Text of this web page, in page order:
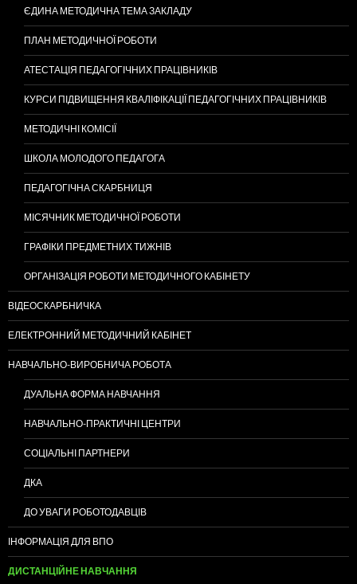
ЄДИНА МЕТОДИЧНА ТЕМА ЗАКЛАДУ
ПЛАН МЕТОДИЧНОЇ РОБОТИ
АТЕСТАЦІЯ ПЕДАГОГІЧНИХ ПРАЦІВНИКІВ
КУРСИ ПІДВИЩЕННЯ КВАЛІФІКАЦІЇ ПЕДАГОГІЧНИХ ПРАЦІВНИКІВ
МЕТОДИЧНІ КОМІСІЇ
ШКОЛА МОЛОДОГО ПЕДАГОГА
ПЕДАГОГІЧНА СКАРБНИЦЯ
МІСЯЧНИК МЕТОДИЧНОЇ РОБОТИ
ГРАФІКИ ПРЕДМЕТНИХ ТИЖНІВ
ОРГАНІЗАЦІЯ РОБОТИ МЕТОДИЧНОГО КАБІНЕТУ
ВІДЕОСКАРБНИЧКА
ЕЛЕКТРОННИЙ МЕТОДИЧНИЙ КАБІНЕТ
НАВЧАЛЬНО-ВИРОБНИЧА РОБОТА
ДУАЛЬНА ФОРМА НАВЧАННЯ
НАВЧАЛЬНО-ПРАКТИЧНІ ЦЕНТРИ
СОЦІАЛЬНІ ПАРТНЕРИ
ДКА
ДО УВАГИ РОБОТОДАВЦІВ
ІНФОРМАЦІЯ ДЛЯ ВПО
ДИСТАНЦІЙНЕ НАВЧАННЯ